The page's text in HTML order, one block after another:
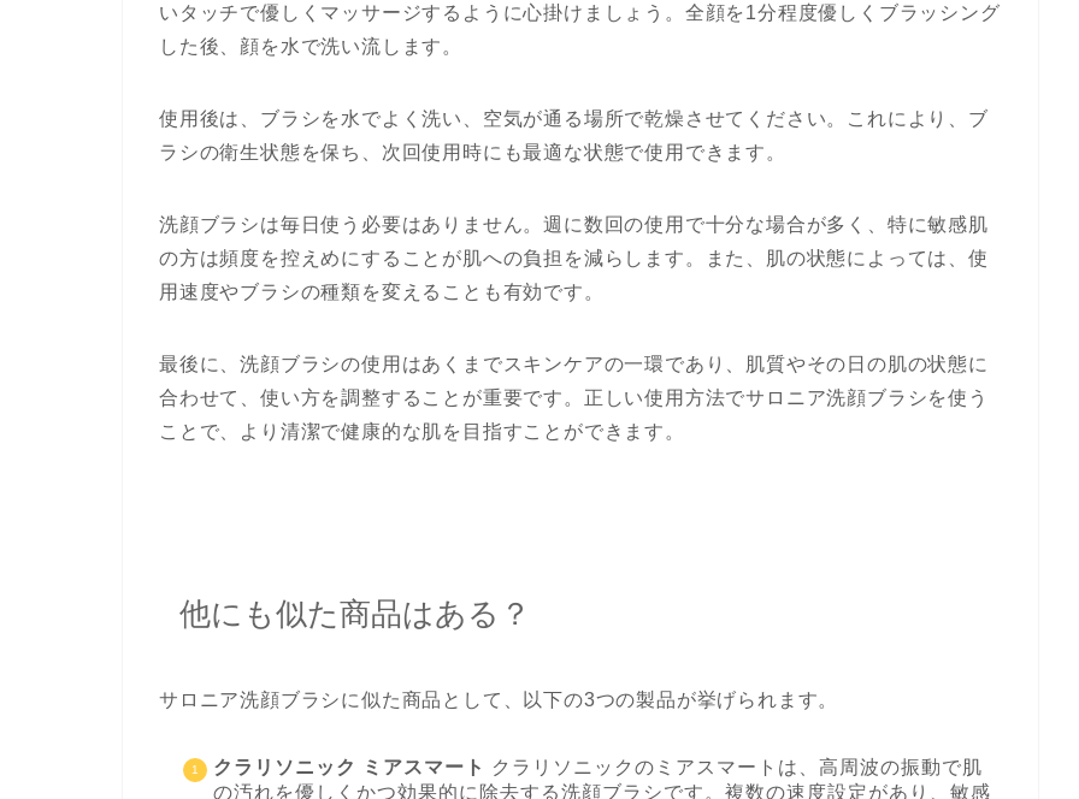
いタッチで優しくマッサージするように心掛けましょう。全顔を1分程度優しくブラッシング
した後、顔を水で洗い流します。
使用後は、ブラシを水でよく洗い、空気が通る場所で乾燥させてください。これにより、ブ
ラシの衛生状態を保ち、次回使用時にも最適な状態で使用できます。
洗顔ブラシは毎日使う必要はありません。週に数回の使用で十分な場合が多く、特に敏感肌
の方は頻度を控えめにすることが肌への負担を減らします。また、肌の状態によっては、使
用速度やブラシの種類を変えることも有効です。
最後に、洗顔ブラシの使用はあくまでスキンケアの一環であり、肌質やその日の肌の状態に
合わせて、使い方を調整することが重要です。正しい使用方法でサロニア洗顔ブラシを使う
ことで、より清潔で健康的な肌を目指すことができます。
他にも似た商品はある？
サロニア洗顔ブラシに似た商品として、以下の3つの製品が挙げられます。
クラリソニック ミアスマート
クラリソニックのミアスマートは、高周波の振動で肌
の汚れを優しくかつ効果的に除去する洗顔ブラシです。複数の速度設定があり、敏感